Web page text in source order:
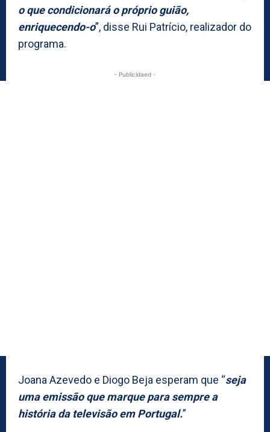
o que condicionará o próprio guião,
enriquecendo-o”, disse Rui Patrício, realizador do
programa.
- Publicidaed -
Joana Azevedo e Diogo Beja esperam que “seja
uma emissão que marque para sempre a
história da televisão em Portugal.”